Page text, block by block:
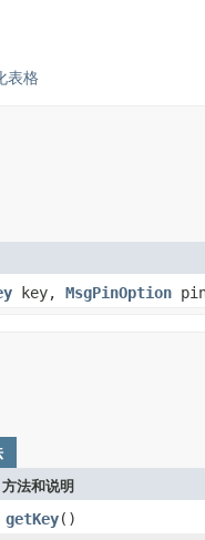
表格
key, MsgPinOption
方法和说明
getKey()